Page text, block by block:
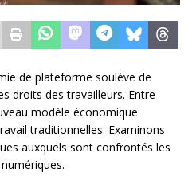
de plateforme soulève de
droits des travailleurs. Entre
modèle économique
traditionnelles. Examinons
auxquels sont confrontés les